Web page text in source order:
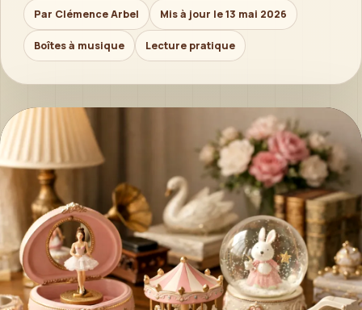
Par Clémence Arbel Mis à jour le 13 mai 2026
Boîtes à musique Lecture pratique